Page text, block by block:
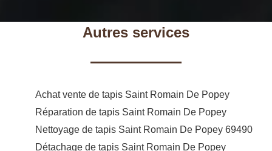
Autres services
Achat vente de tapis Saint Romain De Popey
Réparation de tapis Saint Romain De Popey
Nettoyage de tapis Saint Romain De Popey 69490
Détachage de tapis Saint Romain De Popey